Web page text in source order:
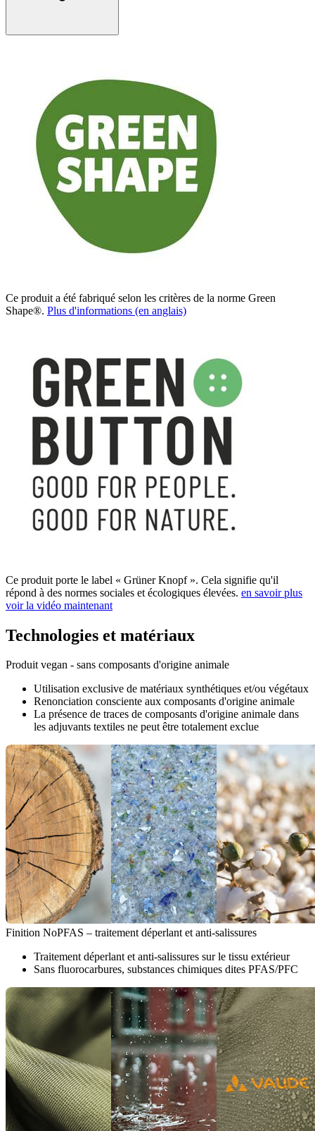
Ce produit a été fabriqué selon les critères de la norme Green
Shape®. Plus d'informations (en anglais)
Ce produit porte le label « Grüner Knopf ». Cela signifie qu'il
répond à des normes sociales et écologiques élevées. en savoir plus
voir la vidéo maintenant
Technologies et matériaux
Produit vegan - sans composants d'origine animale
Utilisation exclusive de matériaux synthétiques et/ou végétaux
Renonciation consciente aux composants d'origine animale
La présence de traces de composants d'origine animale dans
les adjuvants textiles ne peut être totalement exclue
Finition NoPFAS – traitement déperlant et anti-salissures
Traitement déperlant et anti-salissures sur le tissu extérieur
Sans fluorocarbures, substances chimiques dites PFAS/PFC